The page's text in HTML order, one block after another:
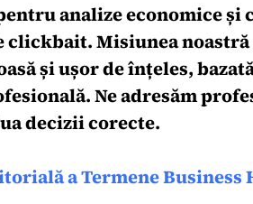
analize economice și
Misiunea noastră
și ușor de înțeles,
Ne adresăm
decizii corecte.
a Termene Business